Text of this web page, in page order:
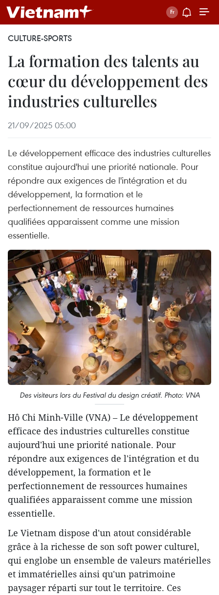
CULTURE-SPORTS
La formation des talents au
cœur du développement des
industries culturelles
21/09/2025 05:00
Le développement efficace des industries culturelles
constitue aujourd'hui une priorité nationale. Pour
répondre aux exigences de l'intégration et du
développement, la formation et le
perfectionnement de ressources humaines
qualifiées apparaissent comme une mission
essentielle.
Des visiteurs lors du Festival du design créatif. Photo: VNA
Hô Chi Minh-Ville (VNA) – Le développement
efficace des industries culturelles constitue
aujourd'hui une priorité nationale. Pour
répondre aux exigences de l'intégration et du
développement, la formation et le
perfectionnement de ressources humaines
qualifiées apparaissent comme une mission
essentielle.
Le Vietnam dispose d'un atout considérable
grâce à la richesse de son soft power culturel,
qui englobe un ensemble de valeurs matérielles
et immatérielles ainsi qu'un patrimoine
paysager réparti sur tout le territoire. Ces